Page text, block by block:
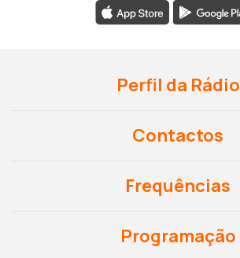
Perfil da Rádio
Contactos
Frequências
Programação